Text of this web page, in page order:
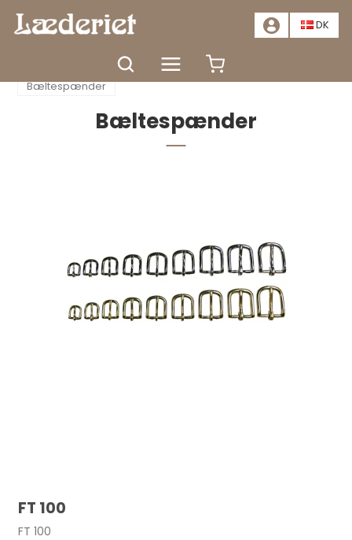
📣TILBUD - SPAR MINDST 20%. KLIK HER📣
DK
Tilbehør Bælter
Bæltespænder
Bæltespænder
Bæltespænder
FT 100
FT 100